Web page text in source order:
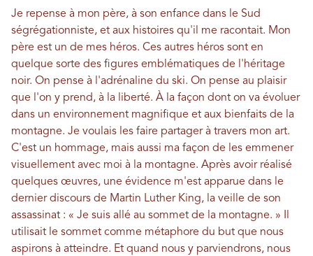
Je repense à mon père, à son enfance dans le Sud
ségrégationniste, et aux histoires qu'il me racontait. Mon
père est un de mes héros. Ces autres héros sont en
quelque sorte des figures emblématiques de l'héritage
noir. On pense à l'adrénaline du ski. On pense au plaisir
que l'on y prend, à la liberté. À la façon dont on va évoluer
dans un environnement magnifique et aux bienfaits de la
montagne. Je voulais les faire partager à travers mon art.
C'est un hommage, mais aussi ma façon de les emmener
visuellement avec moi à la montagne. Après avoir réalisé
quelques œuvres, une évidence m'est apparue dans le
dernier discours de Martin Luther King, la veille de son
assassinat : « Je suis allé au sommet de la montagne. » Il
utilisait le sommet comme métaphore du but que nous
aspirons à atteindre. Et quand nous y parviendrons, nous